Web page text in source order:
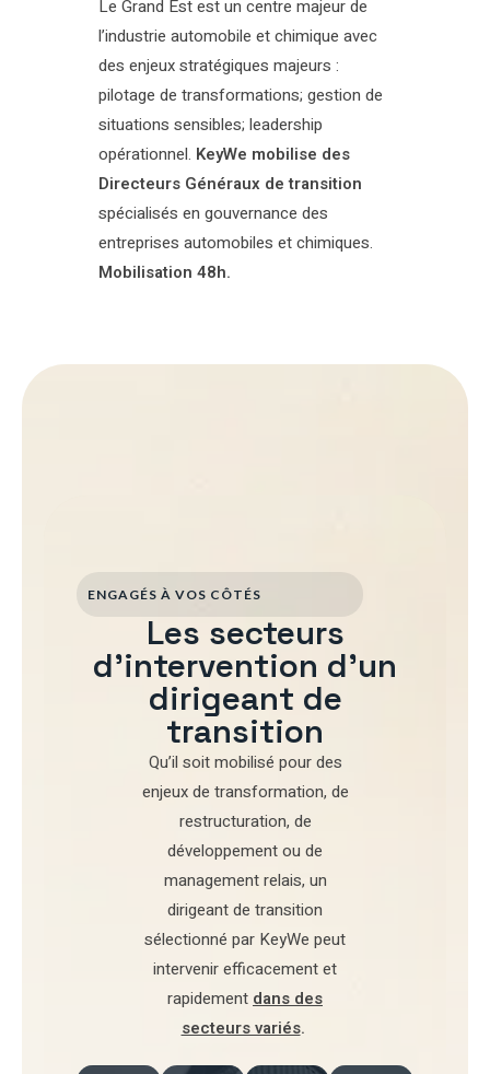
Le Grand Est est un centre majeur de
l’industrie automobile et chimique avec
des enjeux stratégiques majeurs :
pilotage de transformations; gestion de
situations sensibles; leadership
opérationnel. KeyWe mobilise des
Directeurs Généraux de transition
spécialisés en gouvernance des
entreprises automobiles et chimiques.
Mobilisation 48h.
ENGAGÉS À VOS CÔTÉS
Les secteurs
d'intervention d'un
dirigeant de
transition
Qu’il soit mobilisé pourdes
enjeux de transformation, de
restructuration, de
développementou de
management relais, un
dirigeant de transition
sélectionné par KeyWe peut
intervenir efficacement et
rapidement dans des
secteurs variés.